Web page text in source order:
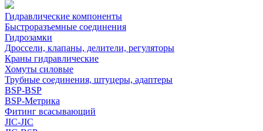
Гидравлические компоненты
Быстроразъемные соединения
Гидрозамки
Дроссели, клапаны, делители, регуляторы
Краны гидравлические
Хомуты силовые
Трубные соединения, штуцеры, адаптеры
BSP-BSP
BSP-Метрика
Фитинг всасывающий
JIC-JIC